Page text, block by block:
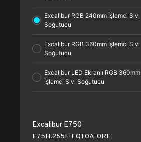
Excalibur RGB 240mm İşlemci Sıvı
Soğutucu
Excalibur RGB 360mm İşlemci Sıvı
Soğutucu
Excalibur LED Ekranlı RGB 360mm
İşlemci Sıvı Soğutucu
Excalibur E750
E75H.265F-EQT0A-0RE